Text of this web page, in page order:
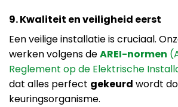
9. Kwaliteit en veiligheid eerst
Een veilige installatie is cruciaal.
werken volgens deAREI-normen
Reglement op de Elektrische
dat alles perfect gekeurd wordt
keuringsorganisme.